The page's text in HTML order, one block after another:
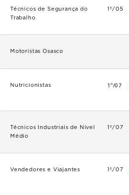
Técnicos de Segurança do
Trabalho
1º/05
Motoristas Osasco
Nutricionistas 1º/07
Técnicos Industriais de Nível
Médio
1º/07
Vendedores e Viajantes 1º/07